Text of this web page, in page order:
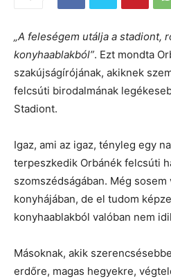
„A feleségem utálja a stadiont,
konyhaablakból”. Ezt mondta
szakújságírójának, akiknek
felcsúti birodalmának
Stadiont.
Igaz, ami az igaz, tényleg egy
terpeszkedik Orbánék felcsúti
szomszédságában. Még sosem
konyhájában, de el tudom
konyhaablakból valóban nem
Másoknak, akik
erdőre, magas hegyekre,